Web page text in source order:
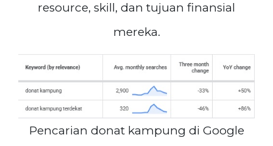
resource, skill, dan tujuan finansial
mereka.
Pencarian donat kampung di Google